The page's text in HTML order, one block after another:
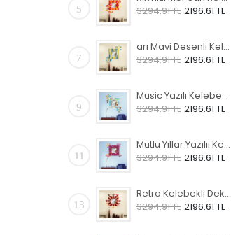
5
3294.91 TL 2196.61 TL
7
arı Mavi Desenli Kelebekli Dekoratif Ahşap Çerçeveli Ayna
3294.91 TL 2196.61 TL
9
Music Yazılı Kelebekli Dekoratif Ahşap Çerçeveli Ayna
3294.91 TL 2196.61 TL
11
Mutlu Yıllar Yazılıı Kelebekli Dekoratif Ahşap Çerçeveli Ayna
3294.91 TL 2196.61 TL
13
Retro Kelebekli Dekoratif Ahşap Çerçeveli Ayna
3294.91 TL 2196.61 TL